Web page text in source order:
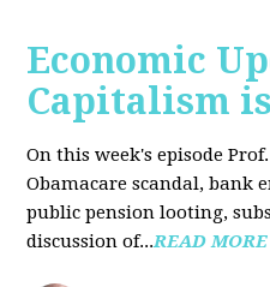
Economic
Capitalism is
On this week's episode
Obamacare scandal, bank
public pension looting,
discussion of...READ MORE